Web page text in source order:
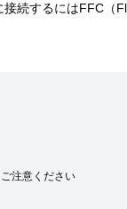
続するにはFFC（
注意ください